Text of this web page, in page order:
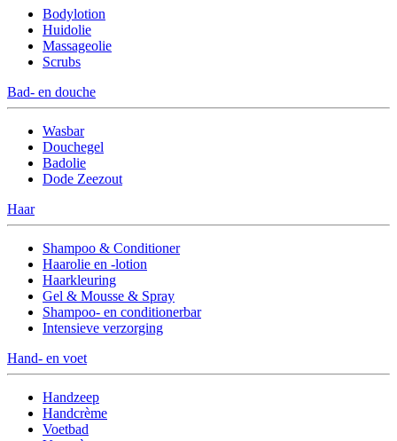
Bodylotion
Huidolie
Massageolie
Scrubs
Bad- en douche
Wasbar
Douchegel
Badolie
Dode Zeezout
Haar
Shampoo & Conditioner
Haarolie en -lotion
Haarkleuring
Gel & Mousse & Spray
Shampoo- en conditionerbar
Intensieve verzorging
Hand- en voet
Handzeep
Handcrème
Voetbad